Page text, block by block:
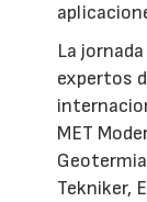
La
expertos
MET
Tekniker,